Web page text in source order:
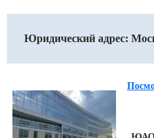
Юридический адрес: